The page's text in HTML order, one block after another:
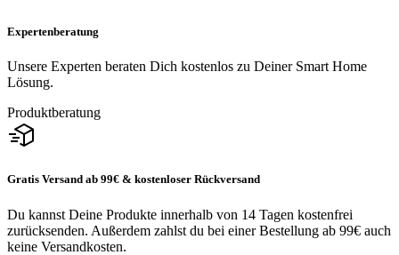
Expertenberatung
Unsere Experten beraten Dich kostenlos zu Deiner Smart Home
Lösung.
Produktberatung
Gratis Versand ab 99€ & kostenloser Rückversand
Du kannst Deine Produkte innerhalb von 14 Tagen kostenfrei
zurücksenden. Außerdem zahlst du bei einer Bestellung ab 99€ auch
keine Versandkosten.